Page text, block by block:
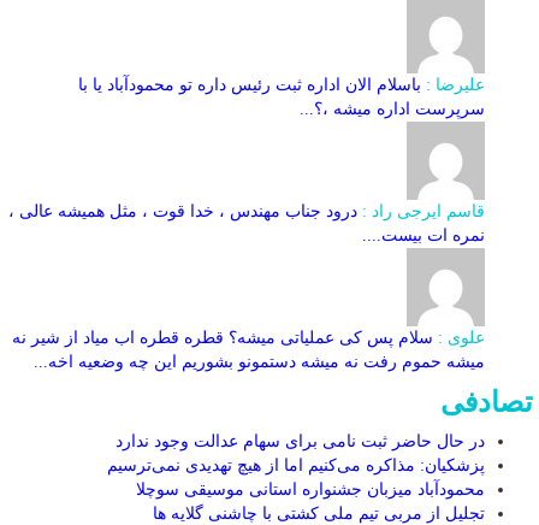
علیرضا : باسلام الان اداره ثبت رئیس داره تو محمودآباد یا با
سرپرست اداره میشه ،؟...
قاسم ایرجی راد : درود جناب مهندس ، خدا قوت ، مثل همیشه عالی ،
نمره ات بیست....
علوی : سلام پس کی عملیاتی میشه؟ قطره قطره اب میاد از شیر نه
میشه حموم رفت نه میشه دستمونو بشوریم این چه وضعیه اخه...
تصادفی
در حال حاضر ثبت نامی برای سهام عدالت وجود ندارد
پزشکیان: مذاکره می‌کنیم اما از هیچ تهدیدی نمی‌ترسیم
محمودآباد میزبان جشنواره استانی موسیقی سوچلا
تجلیل از مربی تیم ملی کشتی با چاشنی گلایه ها